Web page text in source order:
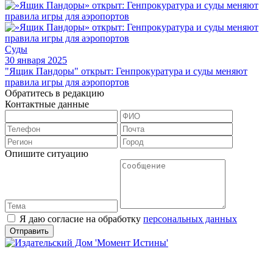
Суды
30 января 2025
"Ящик Пандоры" открыт: Генпрокуратура и суды меняют
правила игры для аэропортов
Обратитесь в редакцию
Контактные данные
Опишите ситуацию
Я даю согласие на обработку персональных данных